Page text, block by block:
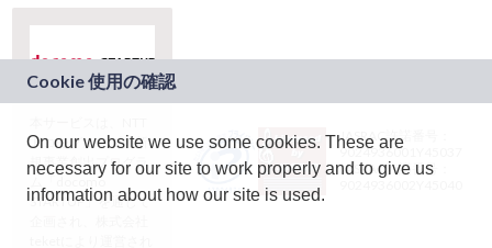
ドコモグループの新
規事業創出プログラ
ム「docomo
STARTUP」を通じて
JASRAC許諾番号：
9024936001Y45037
JASRAC許諾番号：
On our website we use some cookies. These are
necessary for our site to work properly and to give us
information about how our site is used.